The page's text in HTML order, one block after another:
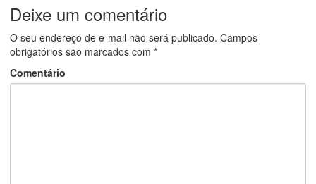
Deixe um comentário
O seu endereço de e-mail não será publicado. Campos
obrigatórios são marcados com *
Comentário